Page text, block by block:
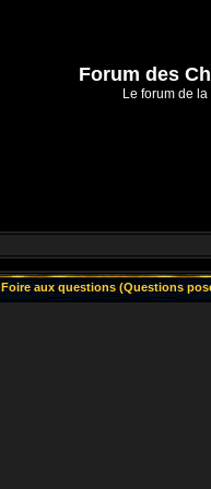
Forum des
Le forum de
Foire aux questions (Questions